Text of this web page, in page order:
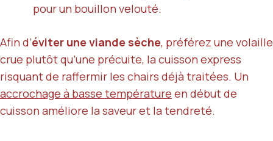
pour un bouillon velouté.
Afin d’éviter une viande sèche, préférez une volaille
crue plutôt qu’une précuite, la cuisson express
risquant de raffermir les chairs déjà traitées. Un
accrochage à basse température en début de
cuisson améliore la saveur et la tendreté.